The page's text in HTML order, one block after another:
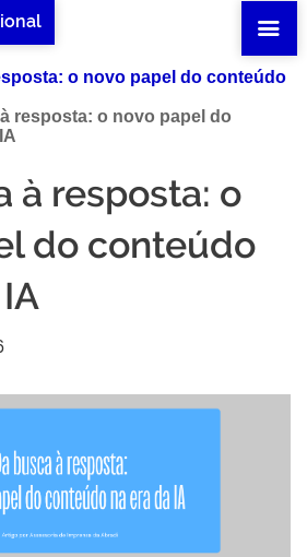
o novo papel do conteúdo
resposta: o novo papel do
à resposta: o
do conteúdo